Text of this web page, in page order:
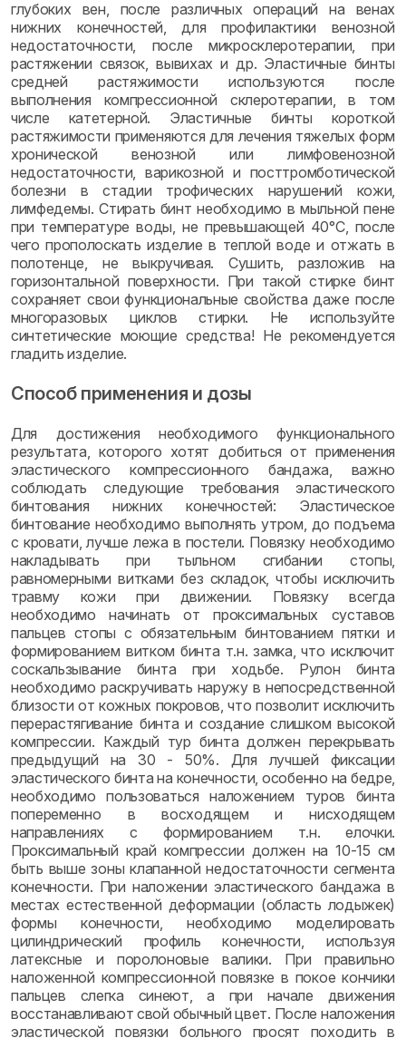
глубоких вен, после различных операций на венах
нижних конечностей, для профилактики венозной
недостаточности, после микросклеротерапии, при
растяжении связок, вывихах и др. Эластичные бинты
средней растяжимости используются после
выполнения компрессионной склеротерапии, в том
числе катетерной. Эластичные бинты короткой
растяжимости применяются для лечения тяжелых форм
хронической венозной или лимфовенозной
недостаточности, варикозной и посттромботической
болезни в стадии трофических нарушений кожи,
лимфедемы. Стирать бинт необходимо в мыльной пене
при температуре воды, не превышающей 40°С, после
чего прополоскать изделие в теплой воде и отжать в
полотенце, не выкручивая. Сушить, разложив на
горизонтальной поверхности. При такой стирке бинт
сохраняет свои функциональные свойства даже после
многоразовых циклов стирки. Не используйте
синтетические моющие средства! Не рекомендуется
гладить изделие.
Способ применения и дозы
Для достижения необходимого функционального
результата, которого хотят добиться от применения
эластического компрессионного бандажа, важно
соблюдать следующие требования эластического
бинтования нижних конечностей: Эластическое
бинтование необходимо выполнять утром, до подъема
с кровати, лучше лежа в постели. Повязку необходимо
накладывать при тыльном сгибании стопы,
равномерными витками без складок, чтобы исключить
травму кожи при движении. Повязку всегда
необходимо начинать от проксимальных суставов
пальцев стопы с обязательным бинтованием пятки и
формированием витком бинта т.н. замка, что исключит
соскальзывание бинта при ходьбе. Рулон бинта
необходимо раскручивать наружу в непосредственной
близости от кожных покровов, что позволит исключить
перерастягивание бинта и создание слишком высокой
компрессии. Каждый тур бинта должен перекрывать
предыдущий на 30 - 50%. Для лучшей фиксации
эластического бинта на конечности, особенно на бедре,
необходимо пользоваться наложением туров бинта
попеременно в восходящем и нисходящем
направлениях с формированием т.н. елочки.
Проксимальный край компрессии должен на 10-15 см
быть выше зоны клапанной недостаточности сегмента
конечности. При наложении эластического бандажа в
местах естественной деформации (область лодыжек)
формы конечности, необходимо моделировать
цилиндрический профиль конечности, используя
латексные и поролоновые валики. При правильно
наложенной компрессионной повязке в покое кончики
пальцев слегка синеют, а при начале движения
восстанавливают свой обычный цвет. После наложения
эластической повязки больного просят походить в